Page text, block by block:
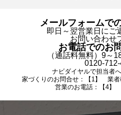
メールフォームで
即日～翌営業日にご
お問い合わせ
お電話でのお
（通話料無料）9～
0120-
ナビダイヤルで担当者
家づくりのお問合せ：【1】 業
営業のお電話：【4】